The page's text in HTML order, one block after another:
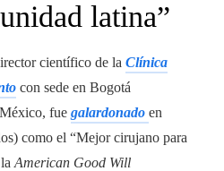
latina”
científico de la Clínica
con sede en Bogotá
fue galardonado en
como el “Mejor cirujano para
American Good Will